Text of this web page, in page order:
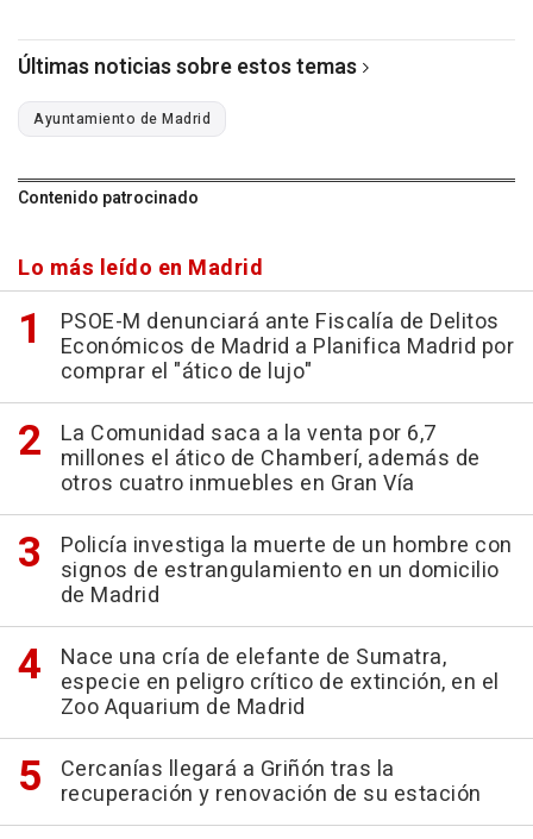
Últimas noticias sobre estos temas
Ayuntamiento de Madrid
Contenido patrocinado
Lo más leído en Madrid
PSOE-M denunciará ante Fiscalía de Delitos
Económicos de Madrid a Planifica Madrid por
comprar el "ático de lujo"
La Comunidad saca a la venta por 6,7
millones el ático de Chamberí, además de
otros cuatro inmuebles en Gran Vía
Policía investiga la muerte de un hombre con
signos de estrangulamiento en un domicilio
de Madrid
Nace una cría de elefante de Sumatra,
especie en peligro crítico de extinción, en el
Zoo Aquarium de Madrid
Cercanías llegará a Griñón tras la
recuperación y renovación de su estación